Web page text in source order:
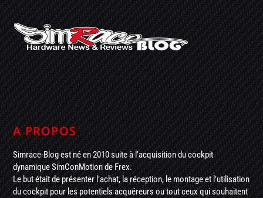
A PROPOS
Simrace-Blog est né en 2010 suite à l’acquisition du cockpit
dynamique SimConMotion de Frex.
Le but était de présenter l’achat, la réception, le montage et l’utilisation
du cockpit pour les potentiels acquéreurs ou tout ceux qui souhaitent